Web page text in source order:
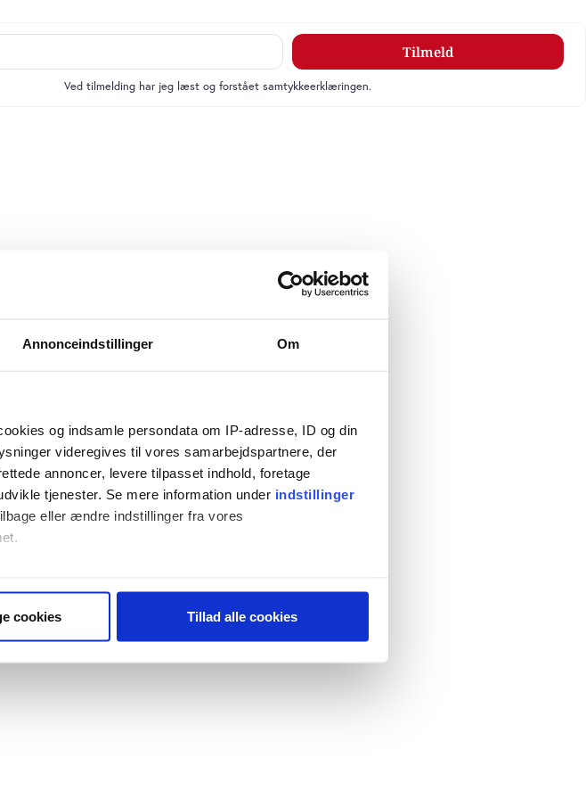
Annonceindstillinger Om
og indsamle persondata om IP-adresse, ID og din
videregives til vores samarbejdspartnere, der
annoncer, levere tilpasset indhold, foretage
tjenester. Se mere information under indstillinger
eller ændre indstillinger fra vores
karakteristika (fingerprinting)
cookies Tillad alle cookies
Tilmeld
Ved tilmelding har jeg læst og forstået samtykkeerklæringen.